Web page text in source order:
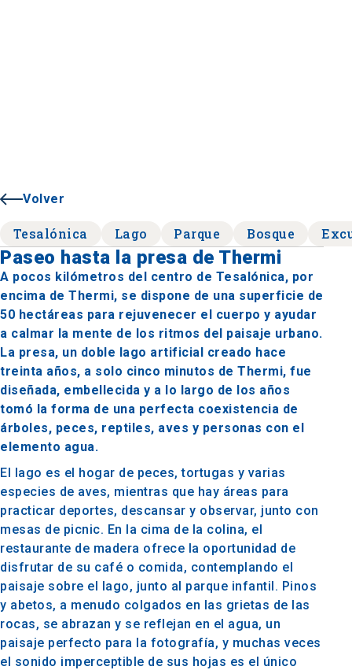
Volver
Tesalónica Lago Parque Bosque
Paseo hasta la presa de Thermi
A pocos kilómetros del centro de Tesalónica, por
encima de Thermi, se dispone de una superficie de
50 hectáreas para rejuvenecer el cuerpo y ayudar
a calmar la mente de los ritmos del paisaje urbano.
La presa, un doble lago artificial creado hace
treinta años, a solo cinco minutos de Thermi, fue
diseñada, embellecida y a lo largo de los años
tomó la forma de una perfecta coexistencia de
árboles, peces, reptiles, aves y personas con el
elemento agua.
El lago es el hogar de peces, tortugas y varias
especies de aves, mientras que hay áreas para
practicar deportes, descansar y observar, junto con
mesas de picnic. En la cima de la colina, el
restaurante de madera ofrece la oportunidad de
disfrutar de su café o comida, contemplando el
paisaje sobre el lago, junto al parque infantil. Pinos
y abetos, a menudo colgados en las grietas de las
rocas, se abrazan y se reflejan en el agua, un
paisaje perfecto para la fotografía, y muchas veces
el sonido imperceptible de sus hojas es el único